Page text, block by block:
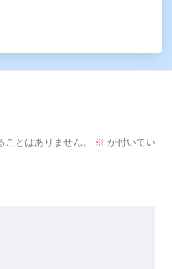
とはありません。 ※ が付いてい